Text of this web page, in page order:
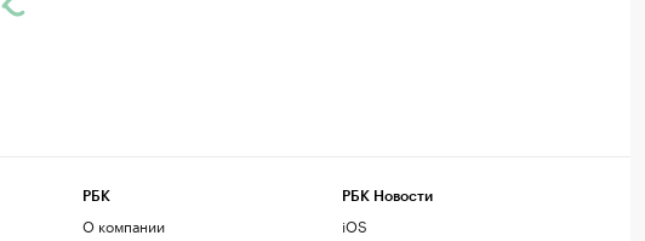
РБК
О компании
РБК Новости
iOS